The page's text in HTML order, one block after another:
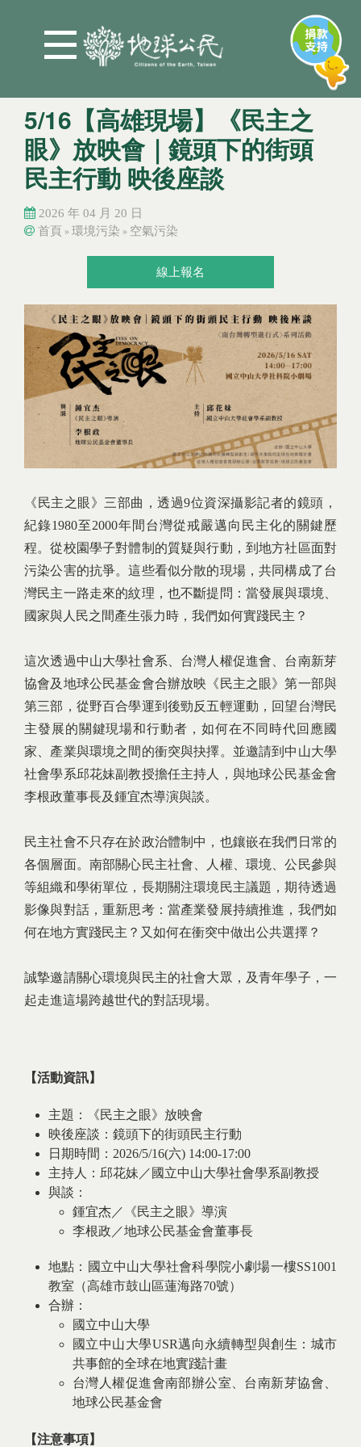
5/16【高雄現場】《民主之
眼》放映會｜鏡頭下的街頭
民主行動 映後座談
2026 年 04 月 20 日
您在這裡
首頁 » 環境污染 » 空氣污染
線上報名
《民主之眼》三部曲，透過9位資深攝影記者的鏡頭，
紀錄1980至2000年間台灣從戒嚴邁向民主化的關鍵歷
程。從校園學子對體制的質疑與行動，到地方社區面對
污染公害的抗爭。這些看似分散的現場，共同構成了台
灣民主一路走來的紋理，也不斷提問：當發展與環境、
國家與人民之間產生張力時，我們如何實踐民主？
這次透過中山大學社會系、台灣人權促進會、台南新芽
協會及地球公民基金會合辦放映《民主之眼》第一部與
第三部，從野百合學運到後勁反五輕運動，回望台灣民
主發展的關鍵現場和行動者，如何在不同時代回應國
家、產業與環境之間的衝突與抉擇。並邀請到中山大學
社會學系邱花妹副教授擔任主持人，與地球公民基金會
李根政董事長及鍾宜杰導演與談。
民主社會不只存在於政治體制中，也鑲嵌在我們日常的
各個層面。南部關心民主社會、人權、環境、公民參與
等組織和學術單位，長期關注環境民主議題，期待透過
影像與對話，重新思考：當產業發展持續推進，我們如
何在地方實踐民主？又如何在衝突中做出公共選擇？
誠摯邀請關心環境與民主的社會大眾，及青年學子，一
起走進這場跨越世代的對話現場。
【活動資訊】
主題：《民主之眼》放映會
映後座談：鏡頭下的街頭民主行動
日期時間：2026/5/16(六) 14:00-17:00
主持人：邱花妹／國立中山大學社會學系副教授
與談：
鍾宜杰／《民主之眼》導演
李根政／地球公民基金會董事長
地點：國立中山大學社會科學院小劇場一樓SS1001
教室（高雄市鼓山區蓮海路70號）
合辦：
​國立中山大學
國立中山大學USR邁向永續轉型與創生：城市
共事館的全球在地實踐計畫
台灣人權促進會南部辦公室、台南新芽協會、
地球公民基金會
【注意事項】